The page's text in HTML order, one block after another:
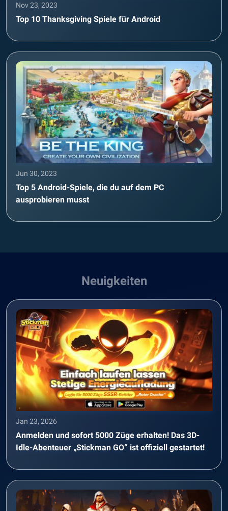
Nov 23, 2023
Top 10 Thanksgiving Spiele für Android
Jun 30, 2023
Top 5 Android-Spiele, die du auf dem PC
ausprobieren musst
Neuigkeiten
Jan 23, 2026
Anmelden und sofort 5000 Züge erhalten! Das 3D-
Idle-Abenteuer „Stickman GO“ ist offiziell gestartet!